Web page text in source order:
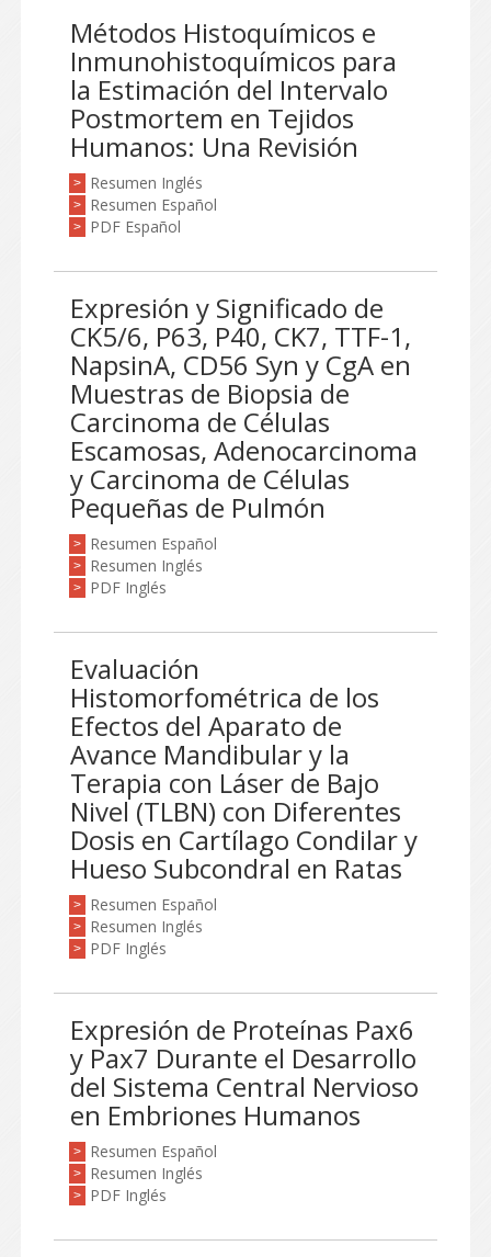
Métodos Histoquímicos e
Inmunohistoquímicos para
la Estimación del Intervalo
Postmortem en Tejidos
Humanos: Una Revisión
> Resumen Inglés
> Resumen Español
> PDF Español
Expresión y Significado de
CK5/6, P63, P40, CK7, TTF-1,
NapsinA, CD56 Syn y CgA en
Muestras de Biopsia de
Carcinoma de Células
Escamosas, Adenocarcinoma
y Carcinoma de Células
Pequeñas de Pulmón
> Resumen Español
> Resumen Inglés
> PDF Inglés
Evaluación
Histomorfométrica de los
Efectos del Aparato de
Avance Mandibular y la
Terapia con Láser de Bajo
Nivel (TLBN) con Diferentes
Dosis en Cartílago Condilar y
Hueso Subcondral en Ratas
> Resumen Español
> Resumen Inglés
> PDF Inglés
Expresión de Proteínas Pax6
y Pax7 Durante el Desarrollo
del Sistema Central Nervioso
en Embriones Humanos
> Resumen Español
> Resumen Inglés
> PDF Inglés